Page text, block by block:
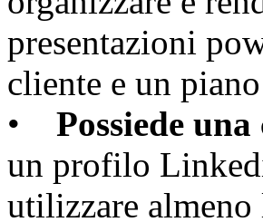
presentazioni
cliente e un
• Possiede
un profilo
utilizzare